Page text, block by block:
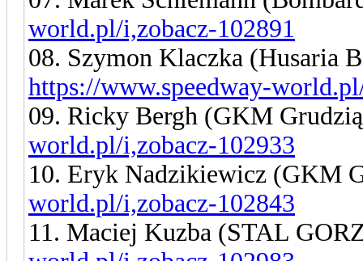
world.pl/i,zobacz-102891
08. Szymon Klaczka (Husaria
https://www.speedway-
09. Ricky Bergh (GKM
world.pl/i,zobacz-102933
10. Eryk Nadzikiewicz (GKM
world.pl/i,zobacz-102843
11. Maciej Kuzba (STAL